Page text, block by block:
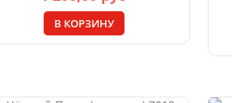
В КОРЗИНУ